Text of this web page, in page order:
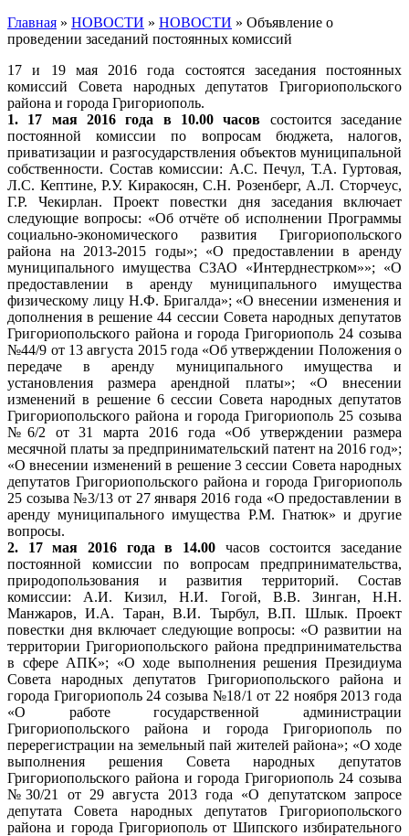
Главная » НОВОСТИ » НОВОСТИ » Объявление о
проведении заседаний постоянных комиссий
17 и 19 мая 2016 года состоятся заседания постоянных
комиссий Совета народных депутатов Григориопольского
района и города Григориополь.
1.
17 мая 2016 года в 10.00 часов состоится заседание
постоянной комиссии по вопросам бюджета, налогов,
приватизации и разгосударствления объектов муниципальной
собственности. Состав комиссии: А.С. Печул, Т.А. Гуртовая,
Л.С. Кептине, Р.У. Киракосян, С.Н. Розенберг, А.Л. Сторчеус,
Г.Р. Чекирлан. Проект повестки дня заседания включает
следующие вопросы: «Об отчёте об исполнении Программы
социально-экономического развития Григориопольского
района на 2013-2015 годы»; «О предоставлении в аренду
муниципального имущества СЗАО «Интерднестрком»»; «О
предоставлении в аренду муниципального имущества
физическому лицу Н.Ф. Бригалда»; «О внесении изменения и
дополнения в решение 44 сессии Совета народных депутатов
Григориопольского района и города Григориополь 24 созыва
№44/9 от 13 августа 2015 года «Об утверждении Положения о
передаче в аренду муниципального имущества и
установления размера арендной платы»; «О внесении
изменений в решение 6 сессии Совета народных депутатов
Григориопольского района и города Григориополь 25 созыва
№6/2 от 31 марта 2016 года «Об утверждении размера
месячной платы за предпринимательский патент на 2016 год»;
«О внесении изменений в решение 3 сессии Совета народных
депутатов Григориопольского района и города Григориополь
25 созыва №3/13 от 27 января 2016 года «О предоставлении в
аренду муниципального имущества Р.М. Гнатюк» и другие
вопросы.
2. 17 мая 2016 года в 14.00 часов состоится заседание
постоянной комиссии по вопросам предпринимательства,
природопользования и развития территорий. Состав
комиссии: А.И. Кизил, Н.И. Гогой, В.В. Зинган, Н.Н.
Манжаров, И.А. Таран, В.И. Тырбул, В.П. Шлык. Проект
повестки дня включает следующие вопросы: «О развитии на
территории Григориопольского района предпринимательства
в сфере АПК»; «О ходе выполнения решения Президиума
Совета народных депутатов Григориопольского района и
города Григориополь 24 созыва №18/1 от 22 ноября 2013 года
«О работе государственной администрации
Григориопольского района и города Григориополь по
перерегистрации на земельный пай жителей района»; «О ходе
выполнения решения Совета народных депутатов
Григориопольского района и города Григориополь 24 созыва
№30/21 от 29 августа 2013 года «О депутатском запросе
депутата Совета народных депутатов Григориопольского
района и города Григориополь от Шипского избирательного